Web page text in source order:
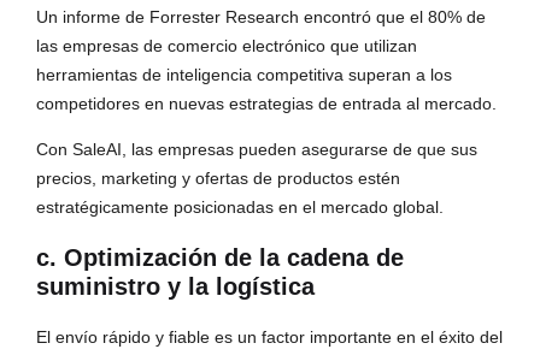
Un informe de Forrester Research encontró que el 80% de
las empresas de comercio electrónico que utilizan
herramientas de inteligencia competitiva superan a los
competidores en nuevas estrategias de entrada al mercado.
Con SaleAI, las empresas pueden asegurarse de que sus
precios, marketing y ofertas de productos estén
estratégicamente posicionadas en el mercado global.
c. Optimización de la cadena de
suministro y la logística
El envío rápido y fiable es un factor importante en el éxito del